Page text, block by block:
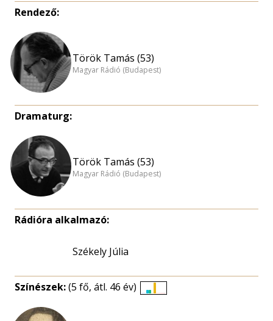
Rendező:
Török Tamás (53)
Magyar Rádió (Budapest)
Dramaturg:
Török Tamás (53)
Magyar Rádió (Budapest)
Rádióra alkalmazó:
Székely Júlia
Színészek:(5 fő, átl. 46 év)